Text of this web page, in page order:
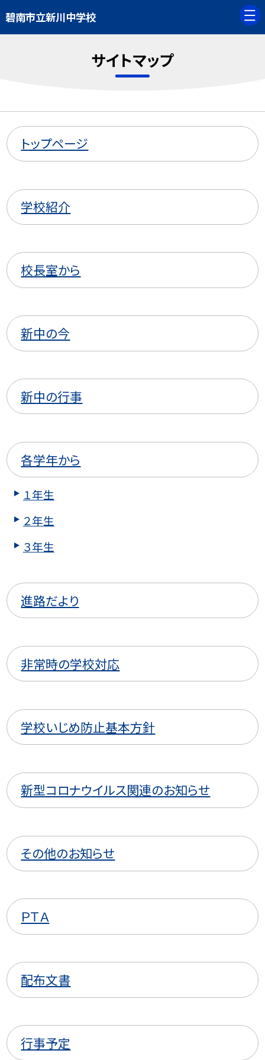
碧南市立新川中学校
サイトマップ
トップページ
学校紹介
校長室から
新中の今
新中の行事
各学年から
１年生
２年生
３年生
進路だより
非常時の学校対応
学校いじめ防止基本方針
新型コロナウイルス関連のお知らせ
その他のお知らせ
ＰＴＡ
配布文書
行事予定